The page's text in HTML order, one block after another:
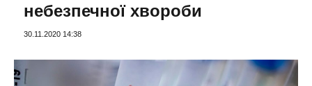
небезпечної хвороби
30.11.2020 14:38